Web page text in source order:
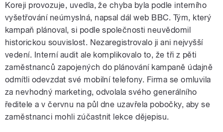
Koreji provozuje, uvedla, že chyba byla podle interního
vyšetřování neúmyslná, napsal dál web BBC. Tým, který
kampaň plánoval, si podle společnosti neuvědomil
historickou souvislost. Nezaregistrovalo ji ani nejvyšší
vedení. Interní audit ale komplikovalo to, že tři z pěti
zaměstnanců zapojených do plánování kampaně údajně
odmítli odevzdat své mobilní telefony. Firma se omluvila
za nevhodný marketing, odvolala svého generálního
ředitele a v červnu na půl dne uzavřela pobočky, aby se
zaměstnanci mohli zúčastnit lekce dějepisu.